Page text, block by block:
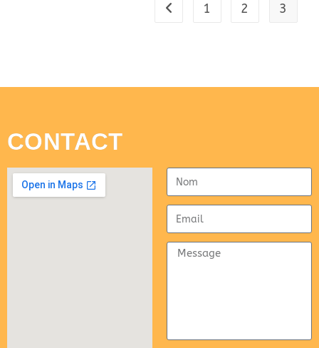
1 2 3
CONTACT